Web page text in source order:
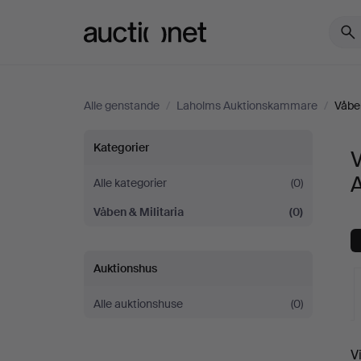
Alle genstande / Laholms Auktionskammare /
Våben
&
Militaria
hos
Laholms
Kategorier
Alle kategorier
(0)
Våben & Militaria
(0)
Auktionshus
Alle auktionshuse (0)